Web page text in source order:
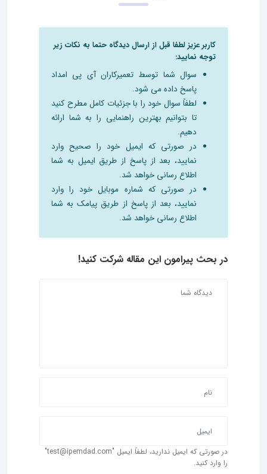
کاربر عزیز لطفا قبل از ارسال دیدگاه حتما به نکات زیر
توجه نمایید:
سوال شما توسط تعمیرکاران آی پی امداد
پاسخ داده می شود.
لطفاً سوال خود را با جزئیات کامل مطرح کنید
تا بتوانیم بهترین راهنمایی را به شما ارائه
دهیم.
در صورتی که ایمیل خود را صحیح وارد
نمایید، بعد از پاسخ از طریق ایمیل به شما
اطلاع رسانی خواهد شد.
در صورتی که شماره موبایل خود را وارد
نمایید، بعد از پاسخ از طریق پیامک به شما
اطلاع رسانی خواهد شد.
در بحث‌ پیرامون این مقاله شرکت کنید!
در صورتی که ایمیل ندارید، لطفاً ایمیل "test@ipemdad.com"
را وارد کنید.